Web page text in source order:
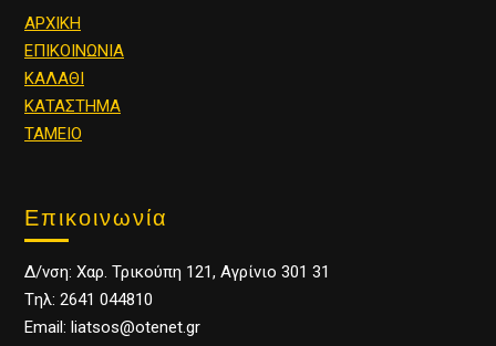
ΑΡΧΙΚΗ
ΕΠΙΚΟΙΝΩΝΙΑ
ΚΑΛΑΘΙ
ΚΑΤΑΣΤΗΜΑ
ΤΑΜΕΙΟ
Επικοινωνία
Δ/νση: Χαρ. Τρικούπη 121, Αγρίνιο 301 31
Tηλ: 2641 044810
Email: liatsos@otenet.gr